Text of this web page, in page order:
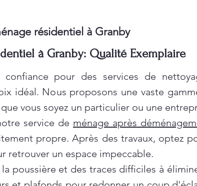
résidentiel à Granby
à Granby: Qualité Exemplaire
pour des services de
idéal. Nous proposons une vaste
vous soyez un particulier ou une
service de ménage après
propre. Après des travaux, optez
retrouver un espace impeccable.
poussière et des traces difficiles à